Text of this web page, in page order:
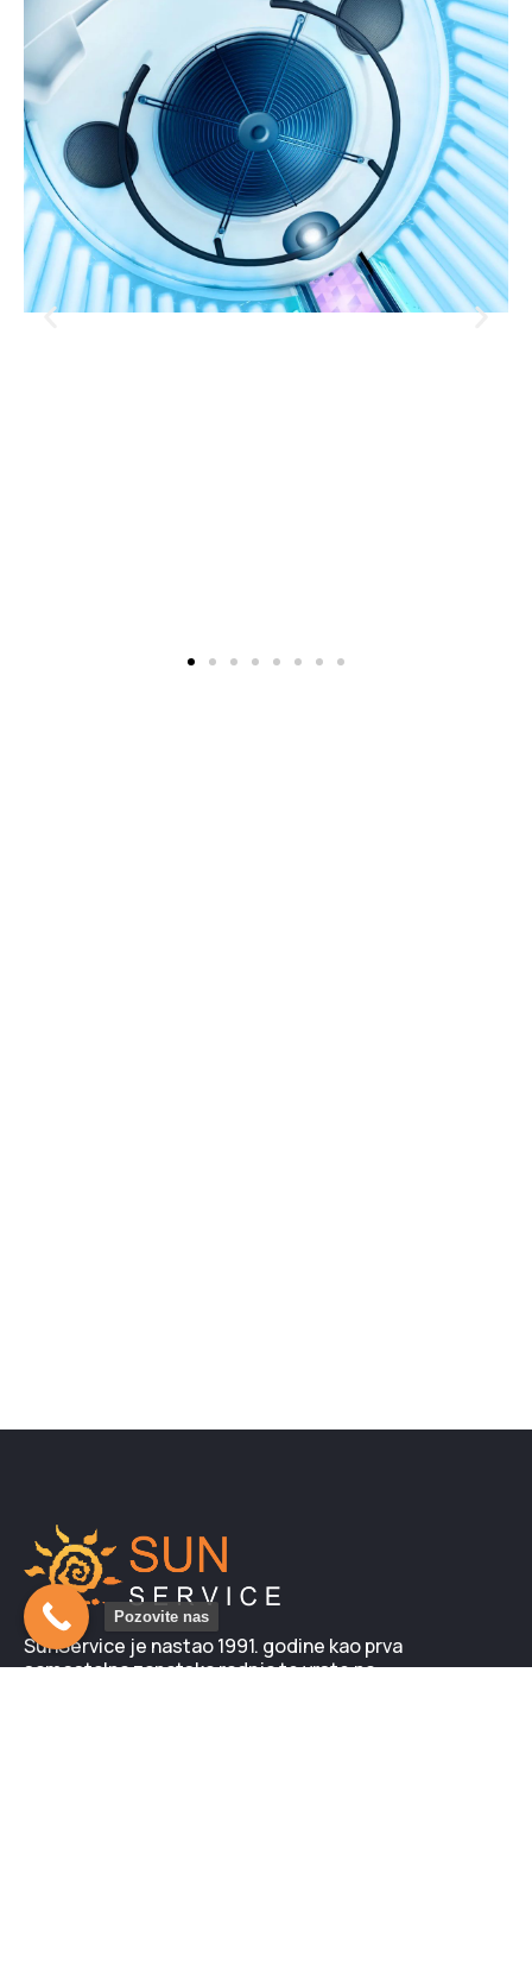
SunService je nastao 1991. godine kao prva
samostalna zanatska radnja te vrste na
Pozovite nas